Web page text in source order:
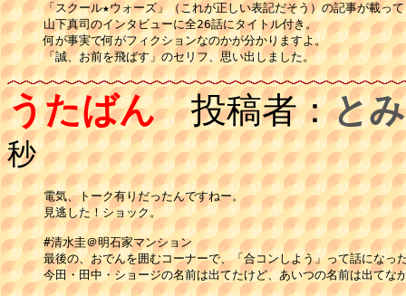
「スクール★ウォーズ」（これが正しい表記だそう）の記事が載っ
山下真司のインタビューに全26話にタイトル付き。
何が事実で何がフィクションなのかが分かりますよ。
うたばん投稿者：とみ
秒
電気、トーク有りだったんですねー。
見逃した！ショック。
#清水圭＠明石家マンション
最後の、おでんを囲むコーナーで、「合コンしよう」って話になっ
今田・田中・ショージの名前は出てたけど、あいつの名前は出てな